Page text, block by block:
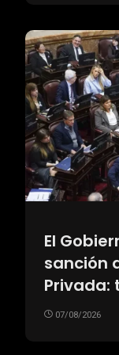
El
sanción
Privada:
07/08/2026